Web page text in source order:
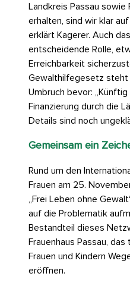
Landkreis Passau sowie
erhalten, sind wir klar
erklärt Kagerer. Auch
entscheidende Rolle,
Erreichbarkeit
Gewalthilfegesetz steht
Umbruch bevor:
Finanzierung durch die
Details sind noch
Gemeinsam ein
Rund um den
Frauen am 25.
„Frei Leben ohne
auf die Problematik
Bestandteil dieses
Frauenhaus Passau,
Frauen und Kindern
eröffnen.